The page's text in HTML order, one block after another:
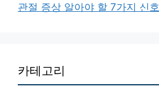
관절 증상 알아야 할 7가지 신호
카테고리